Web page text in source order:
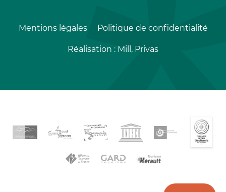
Mentions légales Politique de confidentialité
Réalisation : Mill, Privas